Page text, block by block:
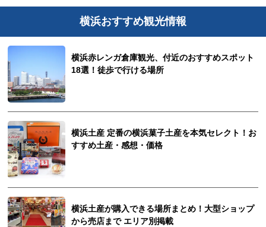
横浜おすすめ観光情報
横浜赤レンガ倉庫観光、付近のおすすめスポット
18選！徒歩で行ける場所
横浜土産 定番の横浜菓子土産を本気セレクト！お
すすめ土産・感想・価格
横浜土産が購入できる場所まとめ！大型ショップ
から売店まで エリア別掲載